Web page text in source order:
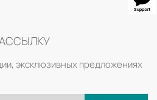
эксклюзивных предложениях